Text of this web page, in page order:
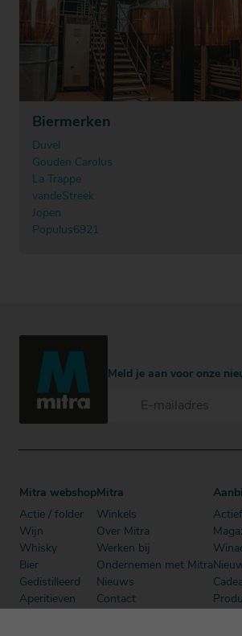
Biermerken
Duvel
Gouden Carolus
La Trappe
vandeStreek
Jopen
Populus6921
Meld je aan voor onze
Mitra webshop
Actie / folder
Wijn
Whisky
Bier
Gedistilleerd
Aperitieven
Mitra
Winkels
Over Mitra
Werken bij
Ondernemen met Mitra
Nieuws
Contact